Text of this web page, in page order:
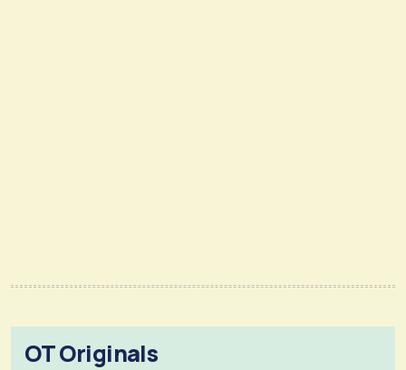
OT Originals